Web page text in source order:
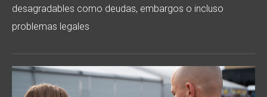
desagradables como deudas, embargos o incluso
problemas legales